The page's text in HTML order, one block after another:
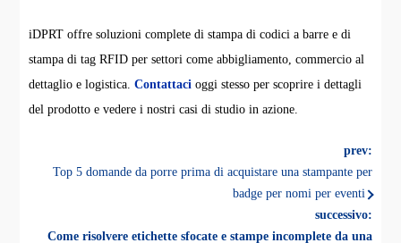
iDPRT offre soluzioni complete di stampa di codici a barre e di
stampa di tag RFID per settori come abbigliamento, commercio al
dettaglio e logistica.Contattaci oggi stesso per scoprire i dettagli
del prodotto e vedere i nostri casi di studio in azione.
prev:
Top 5 domande da porre prima di acquistare una stampante per
badge per nomi per eventi
successivo:
Come risolvere etichette sfocate e stampe incomplete da una